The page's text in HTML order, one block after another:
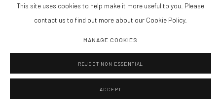
COPYRIGHT@GALERIA ISOLINA ARBULU SITE BY ARTLOGIC
This site uses cookies to help make it more useful to you. Please
contact us to find out more about our Cookie Policy.
MANAGE COOKIES
REJECT NON ESSENTIAL
ACCEPT